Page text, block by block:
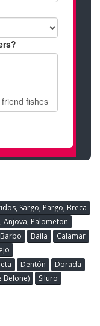
Sargo, Pargo, Breca
Anjova, Palometon
Barbo Baila
Calamar
Dentón
Dorada
Belone)
Siluro